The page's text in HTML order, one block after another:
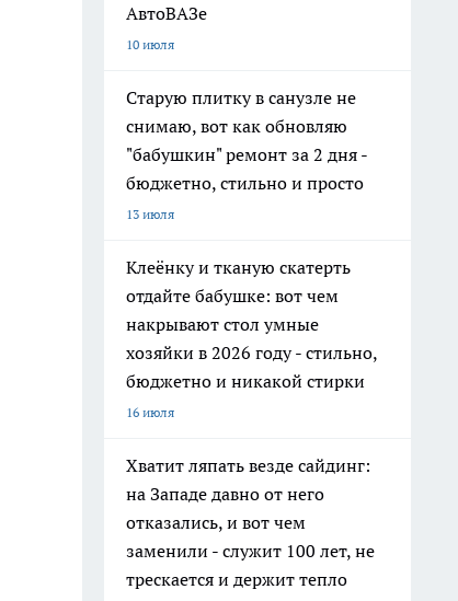
АвтоВАЗе
10 июля
Старую плитку в санузле не
снимаю, вот как обновляю
"бабушкин" ремонт за 2 дня -
бюджетно, стильно и просто
13 июля
Клеёнку и тканую скатерть
отдайте бабушке: вот чем
накрывают стол умные
хозяйки в 2026 году - стильно,
бюджетно и никакой стирки
16 июля
Хватит ляпать везде сайдинг:
на Западе давно от него
отказались, и вот чем
заменили - служит 100 лет, не
трескается и держит тепло